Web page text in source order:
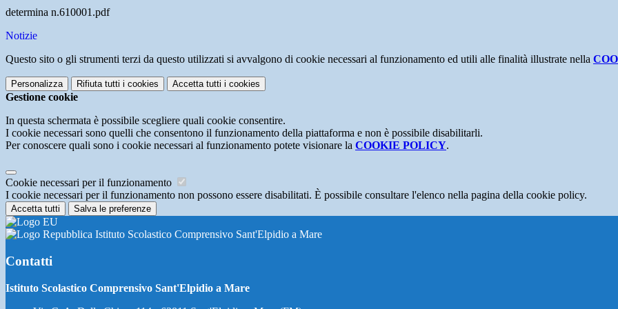
determina n.610001.pdf
Notizie
Questo sito o gli strumenti terzi da questo utilizzati si avvalgono di cookie necessari al funzionamento ed utili alle finalità illustrate nella
Personalizza Rifiuta tutti i cookies Accetta tutti i cookies
Gestione cookie
In questa schermata è possibile scegliere quali cookie consentire.
I cookie necessari sono quelli che consentono il funzionamento della piattaforma e non è possibile disabilitarli.
Per conoscere quali sono i cookie necessari al funzionamento potete visionare la COOKIE POLICY.
Cookie necessari per il funzionamento
I cookie necessari per il funzionamento non possono essere disabilitati. È possibile consultare l'elenco nella pagina della cookie policy.
Accetta tutti Salva le preferenze
Istituto Scolastico Comprensivo Sant'Elpidio a Mare
Contatti
Istituto Scolastico Comprensivo Sant'Elpidio a Mare